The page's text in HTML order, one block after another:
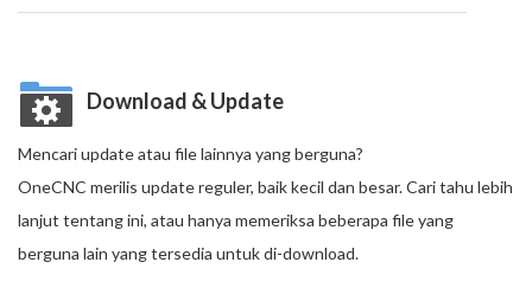
Download & Update
Mencari update atau file lainnya yang berguna?
OneCNC merilis update reguler, baik kecil dan besar. Cari tahu lebih
lanjut tentang ini, atau hanya memeriksa beberapa file yang
berguna lain yang tersedia untuk di-download.